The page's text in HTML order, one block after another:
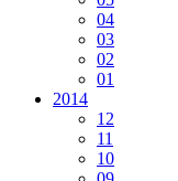
04
03
02
01
2014
12
11
10